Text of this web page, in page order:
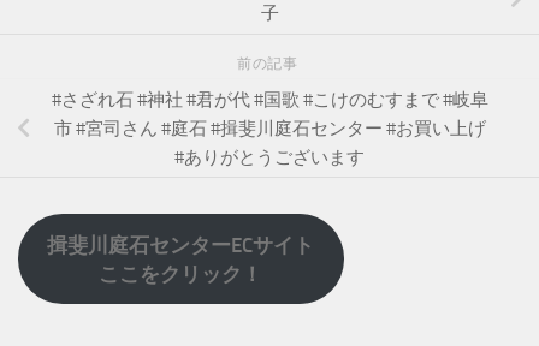
子
前の記事
#さざれ石 #神社 #君が代 #国歌 #こけのむすまで #岐阜
市 #宮司さん #庭石 #揖斐川庭石センター #お買い上げ
#ありがとうございます
揖斐川庭石センターECサイト
ここをクリック！